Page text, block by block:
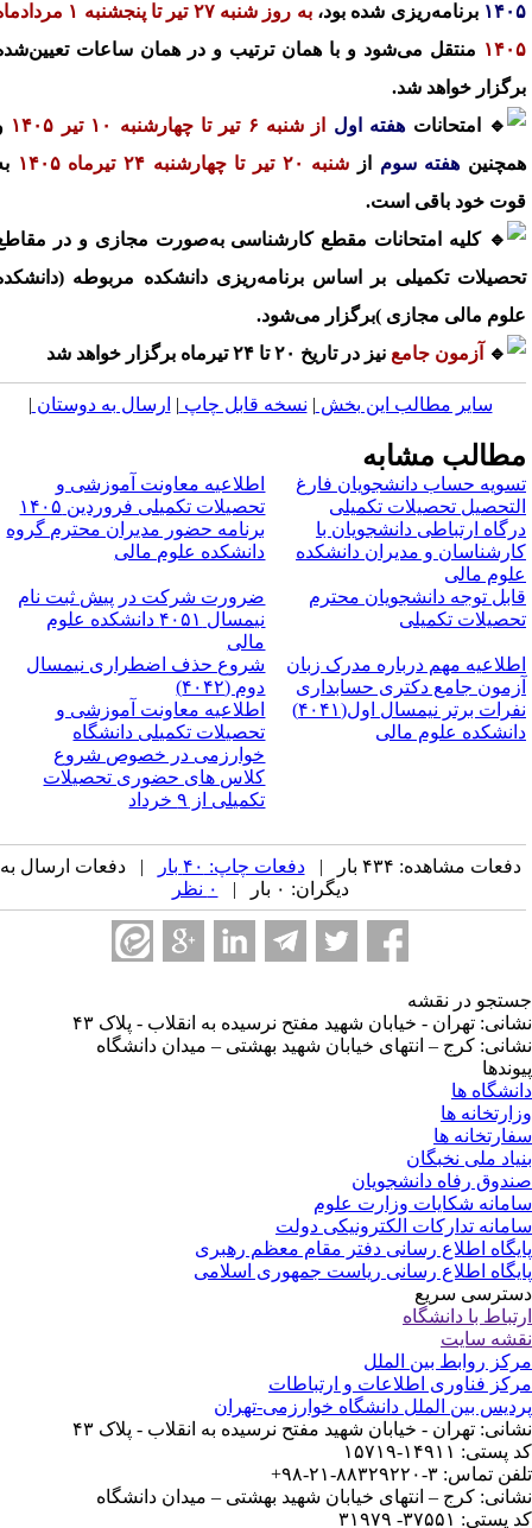
برنامه‌ریزی شده بود،
به روز شنبه ۲۷ تیر تا پنجشنبه ۱ مردادماه
منتقل می‌شود و با همان ترتیب و در همان ساعات تعیین‌شده
خواهد شد.
امتحاناتهفته اول از شنبه ۶ تیر تا چهارشنبه ۱۰ تیر ۱۴۰۵
و
هفته سوماز شنبه ۲۰ تیر تا چهارشنبه ۲۴ تیرماه ۱۴۰۵
به
خود باقی است.
کلیه امتحانات مقطع کارشناسی به‌صورت مجازی و در مقاطع
تکمیلی بر اساس برنامه‌ریزی دانشکده مربوطه (دانشکده
مالی مجازی )برگزار می‌شود.
آزمون جامعنیز در تاریخ ۲۰ تا ۲۴ تیرماه برگزار خواهد شد
سایر مطالب این بخش | نسخه قابل چاپ| ارسال به دوستان|
مشابه
حساب دانشجویان فارغ
تحصیلات تکمیلی
اطلاعیه معاونت آموزشی و
تحصیلات تکمیلی فروردین ۱۴۰۵
ارتباطی دانشجویان با
و مدیران دانشکده
مالی
برنامه حضور مدیران محترم گروه
دانشکده علوم مالی
توجه دانشجویان محترم
تکمیلی
ضرورت شرکت در پیش ثبت نام
نیمسال ۴۰۵۱ دانشکده علوم
مالی
مهم درباره مدرک زبان
جامع دکتری حسابداری
شروع حذف اضطراری نیمسال
دوم (۴۰۴۲)
نفرات برتر نیمسال اول(۴۰۴۱)
علوم مالی
اطلاعیه معاونت آموزشی و
تحصیلات تکمیلی دانشگاه
خوارزمی در خصوص شروع
کلاس های حضوری تحصیلات
تکمیلی از ۹ خرداد
دفعات مشاهده: ۴۳۴ بار | دفعات چاپ: ۴۰ بار
| دفعات ارسال به
دیگران: ۰ بار |
در نقشه
تهران - خیابان شهید مفتح نرسیده به انقلاب - پلاک ۴۳
کرج – انتهای خیابان شهید بهشتی – میدان دانشگاه
ها
ها
ها
ملی نخبگان
رفاه دانشجویان
شکایات وزارت علوم
تدارکات الکترونیکی دولت
اطلاع رسانی دفتر مقام معظم رهبری
اطلاع رسانی ریاست جمهوری اسلامی
سریع
با دانشگاه
سایت
روابط بین الملل
فناوری اطلاعات و ارتباطات
بین الملل دانشگاه خوارزمی-تهران
تهران - خیابان شهید مفتح نرسیده به انقلاب - پلاک ۴۳
۱۴۹۱۱-۱۵۷۱۹
تماس: ۳-۸۸۳۲۹۲۲۰-۲۱-۹۸+
کرج – انتهای خیابان شهید بهشتی – میدان دانشگاه
۳۷۵۵۱- ۳۱۹۷۹